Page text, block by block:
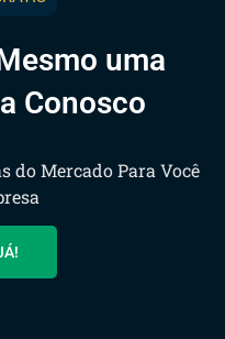
uma
Conosco
do Mercado Para Você